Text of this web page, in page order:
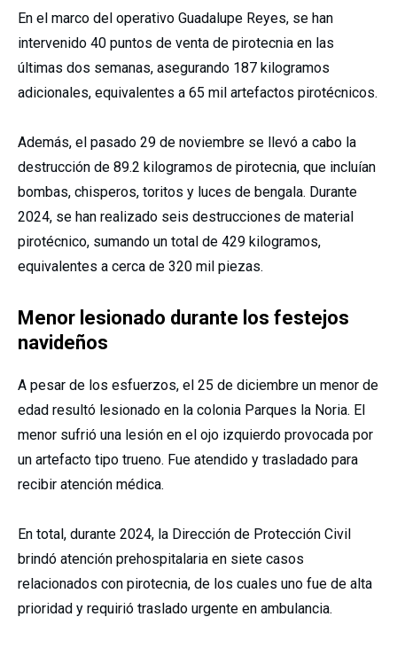
En el marco del operativo Guadalupe Reyes, se han
intervenido 40 puntos de venta de pirotecnia en las
últimas dos semanas, asegurando 187 kilogramos
adicionales, equivalentes a 65 mil artefactos pirotécnicos.
Además, el pasado 29 de noviembre se llevó a cabo la
destrucción de 89.2 kilogramos de pirotecnia, que incluían
bombas, chisperos, toritos y luces de bengala. Durante
2024, se han realizado seis destrucciones de material
pirotécnico, sumando un total de 429 kilogramos,
equivalentes a cerca de 320 mil piezas.
Menor lesionado durante los festejos
navideños
A pesar de los esfuerzos, el 25 de diciembre un menor de
edad resultó lesionado en la colonia Parques la Noria. El
menor sufrió una lesión en el ojo izquierdo provocada por
un artefacto tipo trueno. Fue atendido y trasladado para
recibir atención médica.
En total, durante 2024, la Dirección de Protección Civil
brindó atención prehospitalaria en siete casos
relacionados con pirotecnia, de los cuales uno fue de alta
prioridad y requirió traslado urgente en ambulancia.